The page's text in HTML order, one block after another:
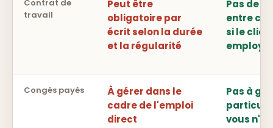
Contrat de
travail
Peut être
obligatoire par
écrit selon la durée
et la régularité
Pas de
entre
si le
Congés payés
À gérer dans le
cadre de l'emploi
direct
Pas à
vous